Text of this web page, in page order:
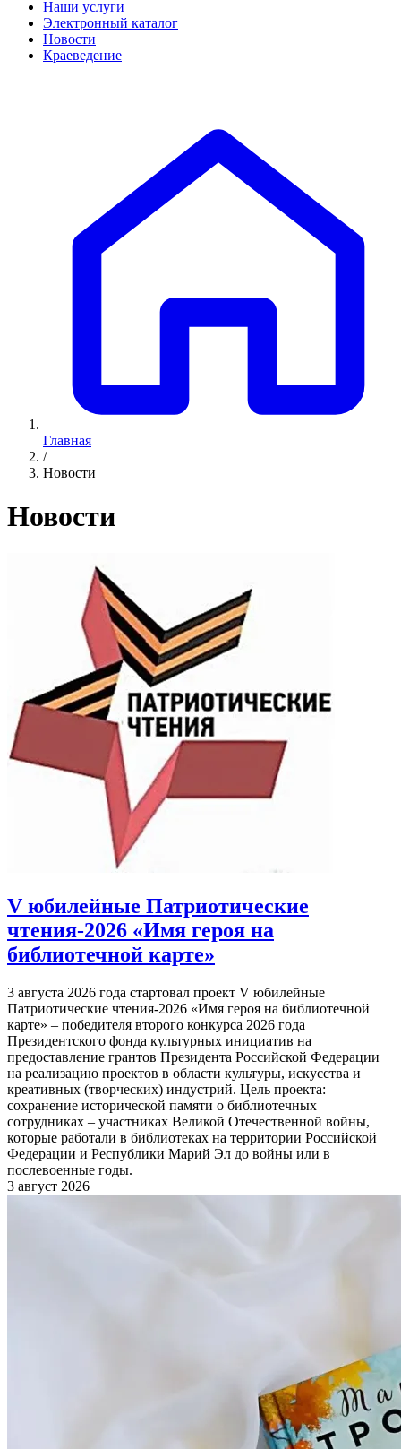
Наши услуги
Электронный каталог
Новости
Краеведение
Главная
/
Новости
Новости
V юбилейные Патриотические
чтения-2026 «Имя героя на
библиотечной карте»
3 августа 2026 года стартовал проект V юбилейные
Патриотические чтения-2026 «Имя героя на библиотечной
карте» – победителя второго конкурса 2026 года
Президентского фонда культурных инициатив на
предоставление грантов Президента Российской Федерации
на реализацию проектов в области культуры, искусства и
креативных (творческих) индустрий. Цель проекта:
сохранение исторической памяти о библиотечных
сотрудниках – участниках Великой Отечественной войны,
которые работали в библиотеках на территории Российской
Федерации и Республики Марий Эл до войны или в
послевоенные годы.
3 август 2026